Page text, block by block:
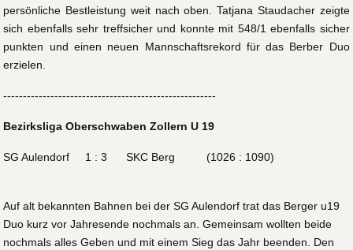
persönliche Bestleistung weit nach oben. Tatjana Staudacher zeigte
sich ebenfalls sehr treffsicher und konnte mit 548/1 ebenfalls sicher
punkten und einen neuen Mannschaftsrekord für das Berber Duo
erzielen.
------------------------------------------------------
Bezirksliga Oberschwaben Zollern U 19
SG Aulendorf 1 : 3 SKC Berg (1026 : 1090)
Auf alt bekannten Bahnen bei der SG Aulendorf trat das Berger u19
Duo kurz vor Jahresende nochmals an. Gemeinsam wollten beide
nochmals alles Geben und mit einem Sieg das Jahr beenden. Den